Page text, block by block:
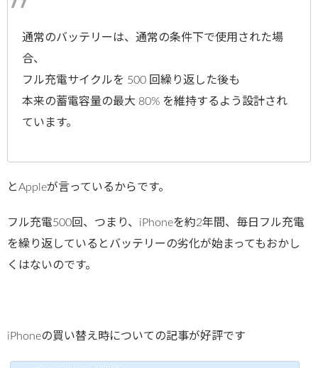
通常のバッテリーは、通常の条件下で使用された場
合、
フル充電サイクルを 500 回繰り返した後も
本来の蓄電容量の最大 80% を維持するよう設計され
ています。
とAppleが言っているからです。
フル充電500回、つまり、iPhoneを約2年間、毎日フル充電
を繰り返しているとバッテリーの劣化が始まってもおかし
くはないのです。
iPhoneの買い替え時についての記事が好評です